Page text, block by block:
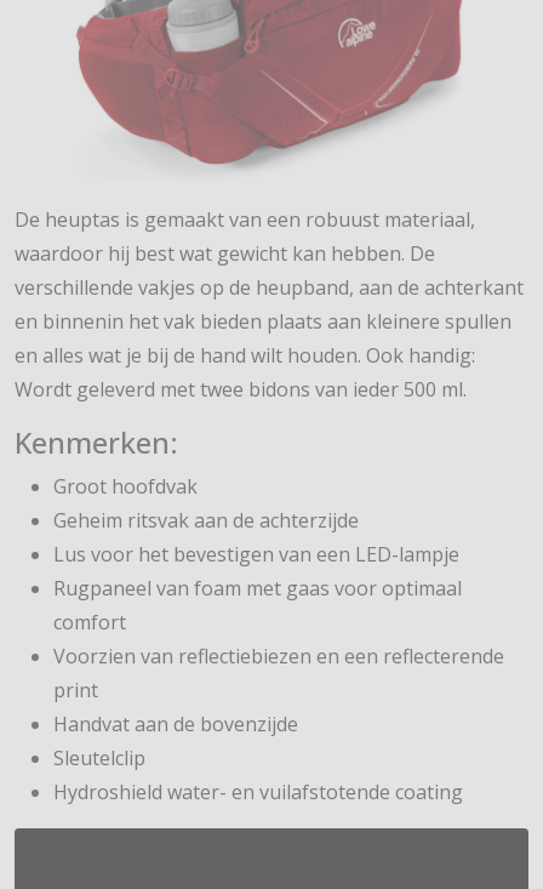
De heuptas is gemaakt van een robuust materiaal,
waardoor hij best wat gewicht kan hebben. De
verschillende vakjes op de heupband, aan de achterkant
en binnenin het vak bieden plaats aan kleinere spullen
en alles wat je bij de hand wilt houden. Ook handig:
Wordt geleverd met twee bidons van ieder 500 ml.
Kenmerken:
Groot hoofdvak
Geheim ritsvak aan de achterzijde
Lus voor het bevestigen van een LED-lampje
Rugpaneel van foam met gaas voor optimaal
comfort
Voorzien van reflectiebiezen en een reflecterende
print
Handvat aan de bovenzijde
Sleutelclip
Hydroshield water- en vuilafstotende coating